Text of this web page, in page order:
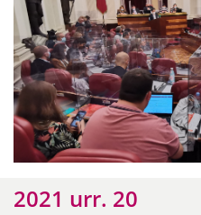
2021 urr. 20